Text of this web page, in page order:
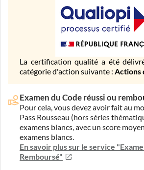
La certification qualité a été
catégorie d'action suivante : Actions
Examen du Code réussi ou
Pour cela, vous devez avoir fait au
Pass Rousseau (hors séries
examens blancs, avec un score
examens blancs.
En savoir plus sur le service
Remboursé"